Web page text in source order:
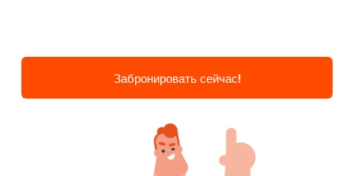
Забронировать сейчас!